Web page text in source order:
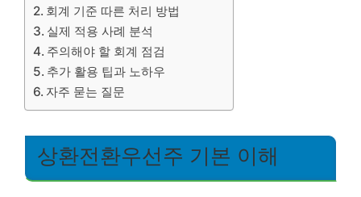
회계 기준 따른 처리 방법
실제 적용 사례 분석
주의해야 할 회계 점검
추가 활용 팁과 노하우
자주 묻는 질문
상환전환우선주 기본 이해